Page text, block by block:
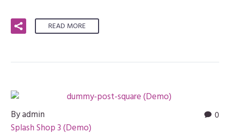
READ MORE
0
By admin
Splash Shop 3 (Demo)